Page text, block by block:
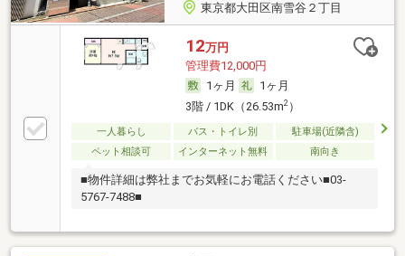
東京都大田区南雪谷２丁目
12万円
管理費12,000円
1ヶ月
1ヶ月
3階 / 1DK（26.53m2）
一人暮らし バス・トイレ別
駐車場(近隣含)
ペット相談可
インターネット無料 南向き
■物件詳細は弊社までお気軽にお電話ください■03-
5767-7488■